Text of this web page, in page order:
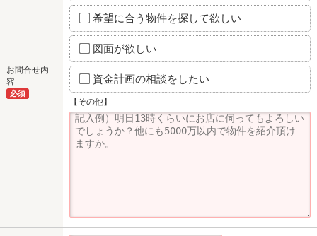
お問合せ内
容
必須
希望に合う物件を探して欲しい
図面が欲しい
資金計画の相談をしたい
【その他】